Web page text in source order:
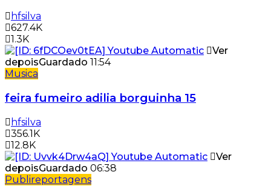
hfsilva
627.4K
1.3K
Ver
depoisGuardado 11:54
Musica
feira fumeiro adilia borguinha 15
hfsilva
356.1K
12.8K
Ver
depoisGuardado 06:38
Publireportagens